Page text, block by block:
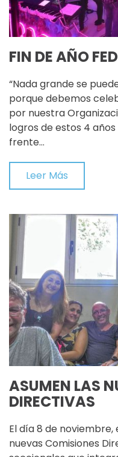
FIN DE AÑO
“Nada grande se
porque debemos
por nuestra
logros de estos 4
frente…
Leer Más
ASUMEN LAS
DIRECTIVAS
El día 8 de
nuevas Comisiones